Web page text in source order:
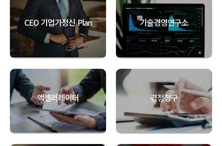
CEO 기업가정신 Plan 기술경영연구소
액셀러레이터 경정청구